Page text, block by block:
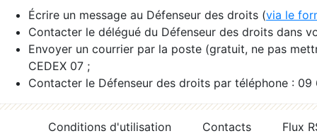
Écrire un message au Défenseur des droits (via le
Contacter le délégué du Défenseur des droits dans
Envoyer un courrier par la poste (gratuit, ne pas
CEDEX 07 ;
Contacter le Défenseur des droits par téléphone :
Conditions d'utilisation Contacts
Flux